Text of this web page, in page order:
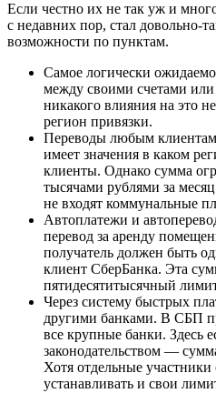
Если честно их не так уж и
с недавних пор, стал довольно-
возможности по пунктам.
Самое логически
между своими счетами
никакого влияния на это
регион привязки.
Переводы любым
имеет значения в каком
клиенты. Однако сумма
тысячами рублями за
не входят коммунальные
Автоплатежи и
перевод за аренду
получатель должен быть
клиент СберБанка. Эта
пятидесятитысячный
Через систему быстрых
другими банками. В СБП
все крупные банки. Здесь
законодательством —
Хотя отдельные
устанавливать и свои